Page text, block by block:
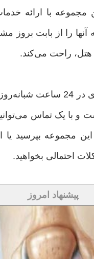
با ارائه
را از بابت بروز
هتل، راحت می‌کند.
با یک تماس
مجموعه بپرسید یا
احتمالی بخواهید.
پیشنهاد امروز